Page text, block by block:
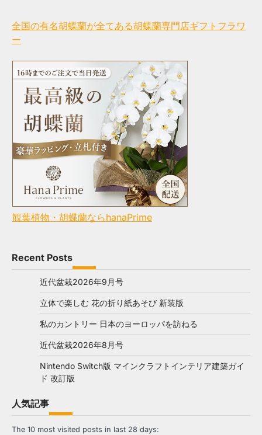
全国の有名胡蝶蘭が全てある胡蝶蘭専門店ギフトフラワ
ー
観葉植物・胡蝶蘭ならhanaPrime
Recent Posts
近代盆栽2026年9月号
立体で楽しむ 花の折り紙あそび 新装版
私のカントリー 日本のヨーロッパを訪ねる
近代盆栽2026年8月号
Nintendo Switch版 マインクラフトインテリア建築ガイ
ド 改訂版
人気記事
The 10 most visited posts in last 28 days: